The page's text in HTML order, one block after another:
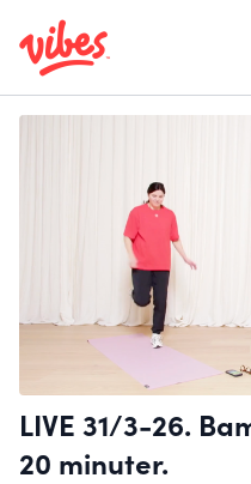
LIVE 31/3-26.
20 minuter.